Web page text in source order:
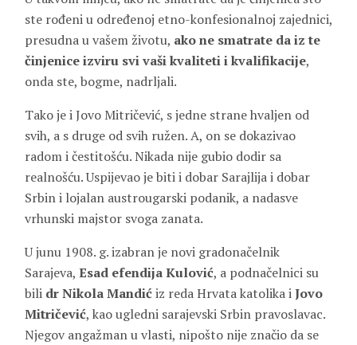
ste rođeni u određenoj etno-konfesionalnoj zajednici,
presudna u vašem životu, ako ne smatrate da iz te
činjenice izviru svi vaši kvaliteti i kvalifikacije,
onda ste, bogme, nadrljali.
Tako je i Jovo Mitričević, s jedne strane hvaljen od
svih, a s druge od svih ružen. A, on se dokazivao
radom i čestitošću. Nikada nije gubio dodir sa
realnošću. Uspijevao je biti i dobar Sarajlija i dobar
Srbin i lojalan austrougarski podanik, a nadasve
vrhunski majstor svoga zanata.
U junu 1908. g. izabran je novi gradonačelnik
Sarajeva, Esad efendija Kulović, a podnačelnici su
bili dr Nikola Mandićiz reda Hrvata katolika iJovo
Mitričević, kao ugledni sarajevski Srbin pravoslavac.
Njegov angažman u vlasti, nipošto nije značio da se